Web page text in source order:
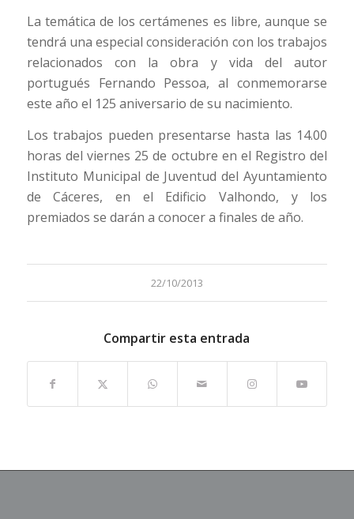
La temática de los certámenes es libre, aunque se
tendrá una especial consideración con los trabajos
relacionados con la obra y vida del autor
portugués Fernando Pessoa, al conmemorarse
este año el 125 aniversario de su nacimiento.
Los trabajos pueden presentarse hasta las 14.00
horas del viernes 25 de octubre en el Registro del
Instituto Municipal de Juventud del Ayuntamiento
de Cáceres, en el Edificio Valhondo, y los
premiados se darán a conocer a finales de año.
22/10/2013
Compartir esta entrada